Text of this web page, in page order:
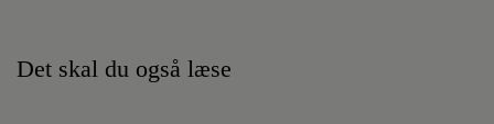
Det skal du også læse